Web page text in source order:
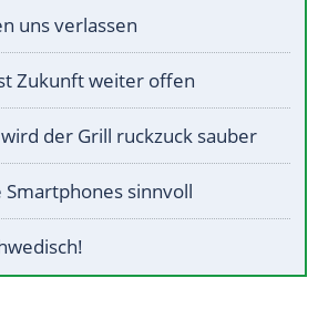
uns verlassen
Zukunft weiter offen
der Grill ruckzuck sauber
Smartphones sinnvoll